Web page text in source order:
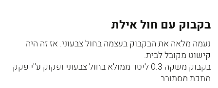
בקבוק עם חול אילת
נעמה מלאה את הבקבוק בעצמה בחול צבעוני. אז זה היה
קישוט מקובל לבית.
בקבוק משקה 0.3 ליטר ממולא בחול צבעוני ופקוק ע''י פקק
מתכת מסתובב.